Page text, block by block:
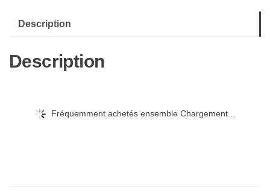
Description
Description
Fréquemment achetés ensemble Chargement...